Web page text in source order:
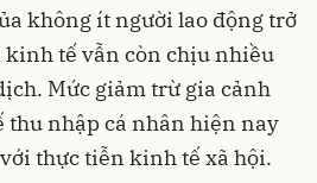
không ít người lao động trở
kinh tế vẫn còn chịu nhiều
Mức giảm trừ gia cảnh
thu nhập cá nhân hiện nay
thực tiễn kinh tế xã hội.